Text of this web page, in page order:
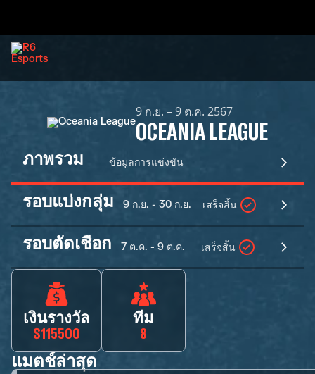
9 ก.ย. – 9 ต.ค. 2567
OCEANIA LEAGUE
ภาพรวม ข้อมูลการแข่งขัน
รอบแบ่งกลุ่ม 9 ก.ย. - 30 ก.ย. เสร็จสิ้น
รอบตัดเชือก 7 ต.ค. - 9 ต.ค. เสร็จสิ้น
เงินรางวัล
$115500
ทีม
8
แมตช์ล่าสุด